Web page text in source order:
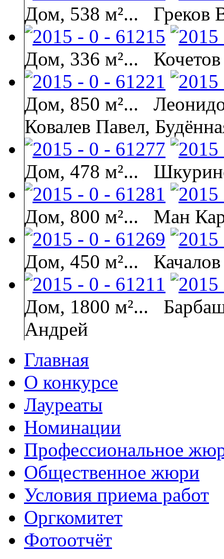
Дом, 538 м²... Греков
Дом, 336 м²...
Дом, 850 м²...
Ковалев Павел,
Дом, 478 м²...
Дом, 800 м²... Ман
Дом, 450 м²...
Дом, 1800 м²...
Андрей
Главная
О конкурсе
Лауреаты
Номинации
Профессиональное
Общественное жюри
Условия приема работ
Оргкомитет
Фотоотчёт